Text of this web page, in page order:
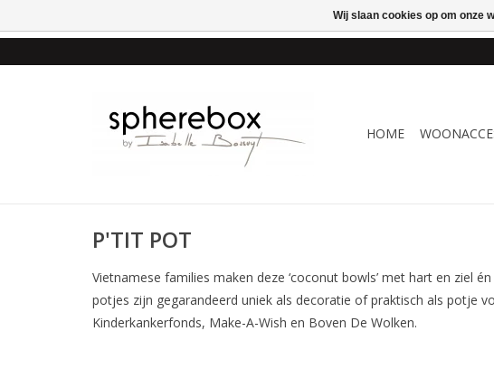
HOME
P'TIT POT
Vietnamese families maken deze ‘coconut bowls’ met hart en ziel
potjes zijn gegarandeerd uniek als decoratie of praktisch als potje
Kinderkankerfonds, Make-A-Wish en Boven De Wolken.
Wij slaan cookies op om onze
ONLINE WINKEL VOOR